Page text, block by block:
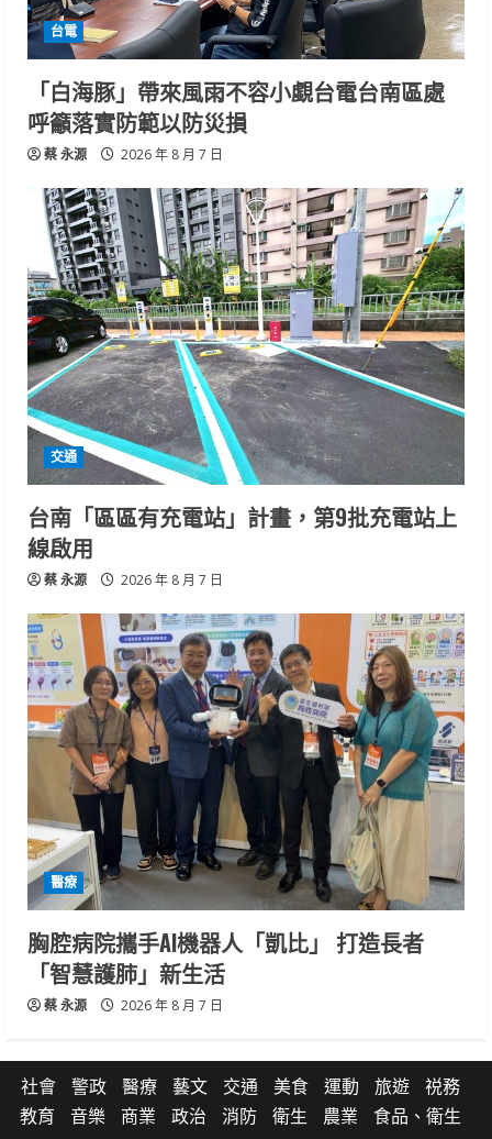
台電
「白海豚」帶來風雨不容小覷台電台南區處
呼籲落實防範以防災損
蔡 永源 2026 年 8 月 7 日
交通
台南「區區有充電站」計畫，第9批充電站上
線啟用
蔡 永源 2026 年 8 月 7 日
醫療
胸腔病院攜手AI機器人「凱比」 打造長者
「智慧護肺」新生活
蔡 永源 2026 年 8 月 7 日
社會 警政 醫療 藝文 交通 美食 運動 旅遊
祱務
教育
音樂 商業 政治 消防 衛生 農業 食品、衛生